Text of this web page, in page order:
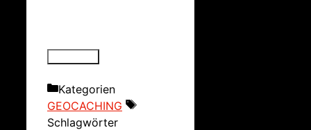
Kategorien
GEOCACHING
Schlagwörter